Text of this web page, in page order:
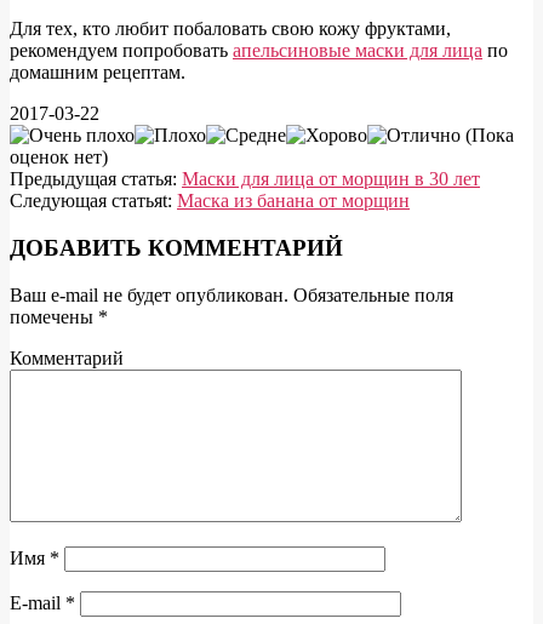
Для тех, кто любит побаловать свою кожу фруктами,
рекомендуем попробовать апельсиновые маски для лица по
домашним рецептам.
2017-03-22
(Пока
оценок нет)
Предыдущая статья: Маски для лица от морщин в 30 лет
Следующая статьяt: Маска из банана от морщин
ДОБАВИТЬ КОММЕНТАРИЙ
Ваш e-mail не будет опубликован. Обязательные поля
помечены *
Комментарий
Имя *
E-mail *